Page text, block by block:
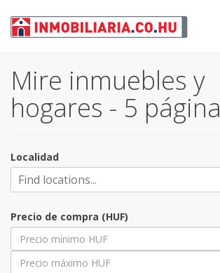
Mire inmuebles y
hogares - 5 página
Localidad
Precio de compra (HUF)